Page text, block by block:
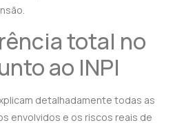
total no
ao INPI
detalhadamente todas as
envolvidos e os riscos reais de